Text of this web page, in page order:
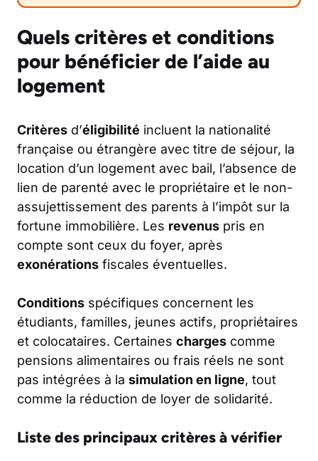
Quels critères et conditions
pour bénéficier de l’aide au
logement
Critères d’éligibilité incluent la nationalité
française ou étrangère avec titre de séjour, la
location d’un logement avec bail, l’absence de
lien de parenté avec le propriétaire et le non-
assujettissement des parents à l’impôt sur la
fortune immobilière. Les revenus pris en
compte sont ceux du foyer, après
exonérations fiscales éventuelles.
Conditions spécifiques concernent les
étudiants, familles, jeunes actifs, propriétaires
et colocataires. Certaines charges comme
pensions alimentaires ou frais réels ne sont
pas intégrées à la simulation en ligne, tout
comme la réduction de loyer de solidarité.
Liste des principaux critères à vérifier